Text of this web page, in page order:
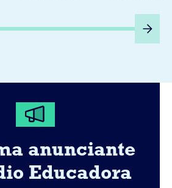
anunciante
Educadora